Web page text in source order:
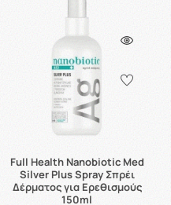
Full Health Nanobiotic Med
Silver Plus Spray Σπρέι
Δέρματος για Ερεθισμούς
150ml